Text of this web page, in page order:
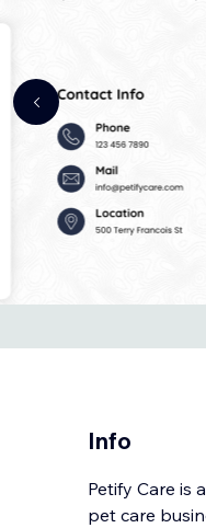
Info
Petify Care is
pet care